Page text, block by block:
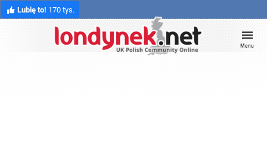
Lubię to! 170 tys.
Menu